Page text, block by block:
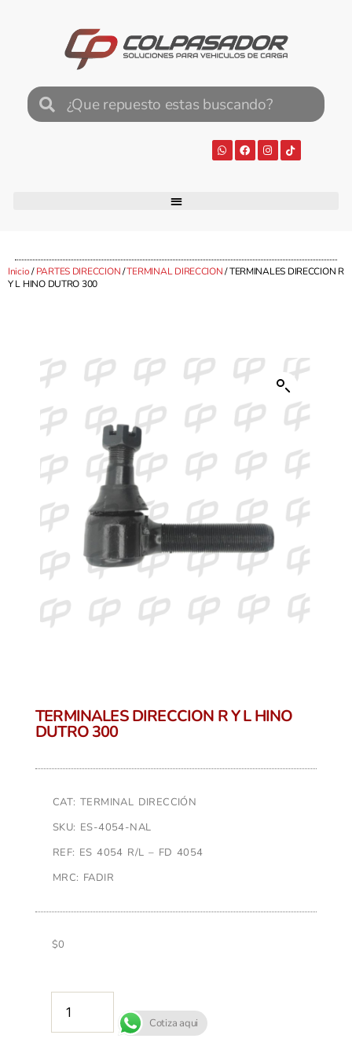
Inicio/PARTES DIRECCION/TERMINAL DIRECCION/ TERMINALES DIRECCION R
Y L HINO DUTRO 300
TERMINALES DIRECCION R Y L HINO
DUTRO 300
CAT: TERMINAL DIRECCIÓN
SKU: ES-4054-NAL
REF: ES 4054 R/L – FD 4054
MRC: FADIR
$0
Cotiza aqui